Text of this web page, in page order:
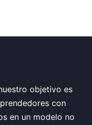
objetivo es
con
en un modelo no